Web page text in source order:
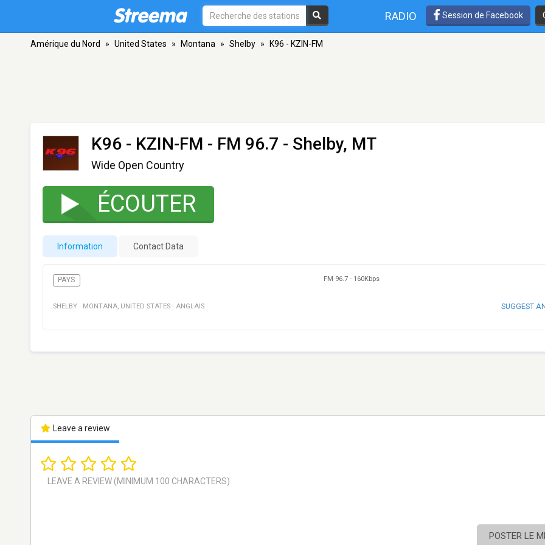
RADIO Session de Facebook
Amérique du Nord » United States » Montana » Shelby » K96 - KZIN-FM
K96 - KZIN-FM - FM 96.7 - Shelby, MT
Wide Open Country
ÉCOUTER
Information Contact Data
PAYS FM 96.7 - 160Kbps
SHELBY · MONTANA, UNITED STATES · ANGLAIS SUGGEST
Leave a review
POSTER LE